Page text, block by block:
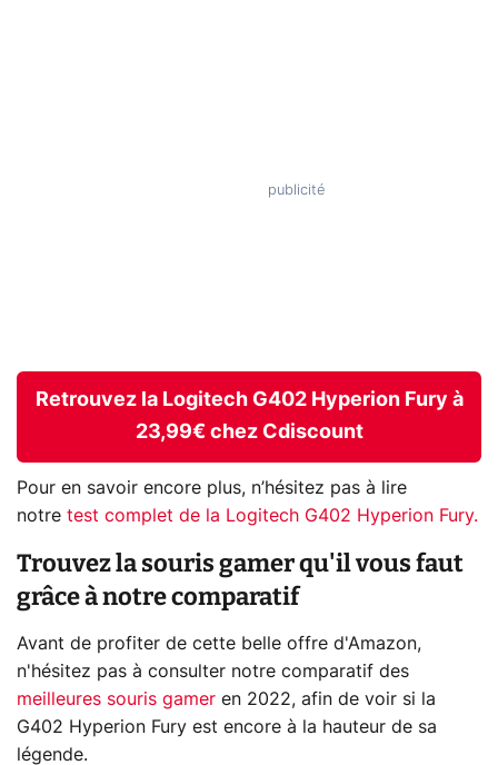
Retrouvez la Logitech G402 Hyperion Fury à
23,99€ chez Cdiscount
Pour en savoir encore plus, n’hésitez pas à lire
notre test complet de la Logitech G402 Hyperion Fury.
Trouvez la souris gamer qu'il vous faut
grâce à notre comparatif
Avant de profiter de cette belle offre d'Amazon,
n'hésitez pas à consulter notre comparatif des
meilleures souris gamer en 2022, afin de voir si la
G402 Hyperion Fury est encore à la hauteur de sa
légende.